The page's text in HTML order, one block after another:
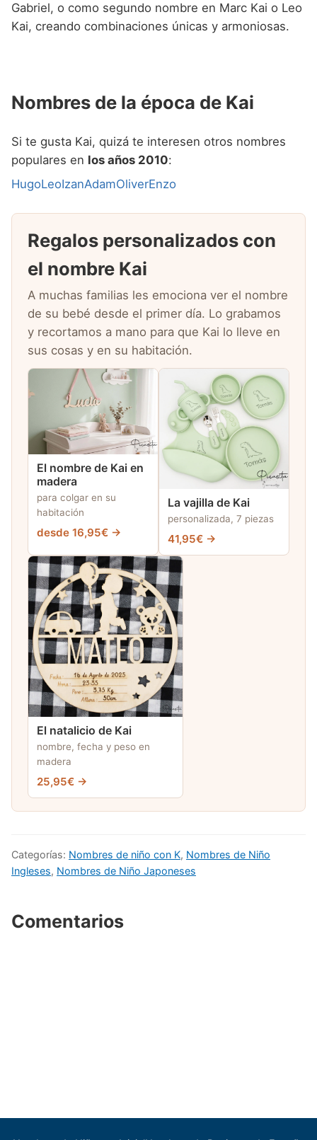
Gabriel, o como segundo nombre en Marc Kai o Leo
Kai, creando combinaciones únicas y armoniosas.
Nombres de la época de Kai
Si te gusta Kai, quizá te interesen otros nombres
populares en los años 2010:
HugoLeoIzanAdamOliverEnzo
Regalos personalizados con
el nombre Kai
A muchas familias les emociona ver el nombre
de su bebé desde el primer día. Lo grabamos
y recortamos a mano para que Kai lo lleve en
sus cosas y en su habitación.
El nombre de Kai en
madera
para colgar en su
habitación
desde 16,95€ →
La vajilla de Kai
personalizada, 7 piezas
41,95€ →
El natalicio de Kai
nombre, fecha y peso en
madera
25,95€ →
Categorías: Nombres de niño con K, Nombres de Niño
Ingleses, Nombres de Niño Japoneses
Comentarios